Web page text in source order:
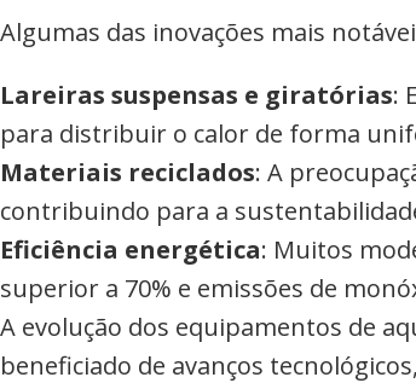
Algumas das inovações mais
Lareiras suspensas e giratórias:
para distribuir o calor de forma
Materiais reciclados: A
contribuindo para a
Eficiência energética: Muitos
superior a 70% e emissões de
A evolução dos equipamentos de
beneficiado de avanços